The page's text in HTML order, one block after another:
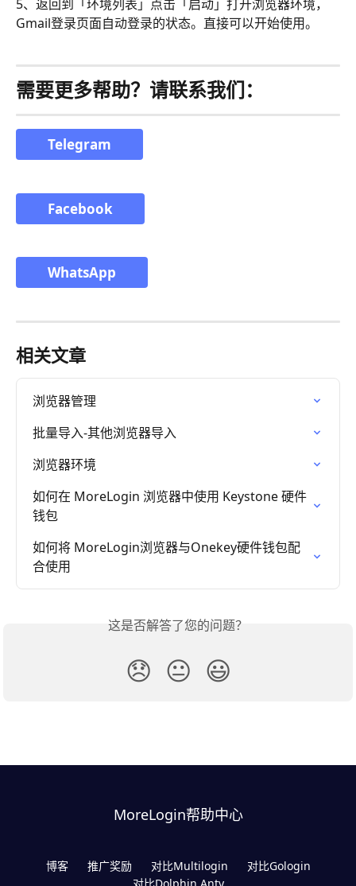
5、返回到「环境列表」点击「启动」打开浏览器环境，
Gmail登录页面自动登录的状态。直接可以开始使用。
需要更多帮助？请联系我们：
Telegram
Facebook
WhatsApp
相关文章
浏览器管理
批量导入-其他浏览器导入
浏览器环境
如何在 MoreLogin 浏览器中使用 Keystone 硬件
钱包
如何将 MoreLogin浏览器与Onekey硬件钱包配
合使用
这是否解答了您的问题？
😞 😐 😃
MoreLogin帮助中心
博客 推广奖励 对比Multilogin
对比Gologin